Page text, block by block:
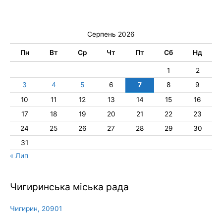
Серпень 2026
Пн Вт Ср Чт Пт Сб Нд
1
2
3
4 5 6 7 8
9
10
11 12 13 14 15
16
17
18 19 20 21 22
23
24
25 26 27 28 29
30
31
« Лип
Чигиринська міська рада
Чигирин, 20901